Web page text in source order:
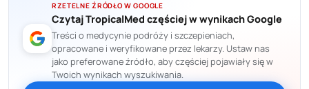
RZETELNE ŹRÓDŁO W GOOGLE
Czytaj TropicalMed częściej w wynikach Google
Treści o medycynie podróży i szczepieniach,
opracowane i weryfikowane przez lekarzy. Ustaw nas
jako preferowane źródło, aby częściej pojawiały się w
Twoich wynikach wyszukiwania.